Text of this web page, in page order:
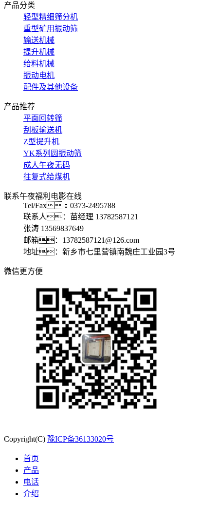
产品分类
轻型精细筛分机
重型矿用振动筛
输送机械
提升机械
给料机械
振动电机
配件及其他设备
产品推荐
平面回转筛
刮板输送机
Z型提升机
YK系列圆振动筛
成人午夜无码
往复式给煤机
联系午夜福利电影在线
Tel/Fax：0373-2495788
联系人：苗经理 13782587121
张涛 13569837649
邮箱：13782587121@126.com
地址：新乡市七里营镇南魏庄工业园3号
微信更方便
Copyright(C) 豫ICP备36133020号
首页
产品
电话
介绍